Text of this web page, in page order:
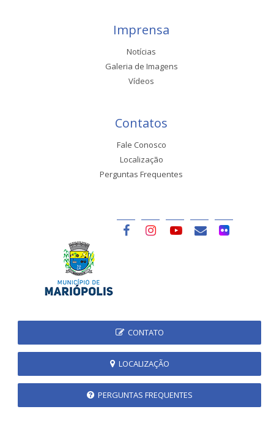
Imprensa
Notícias
Galeria de Imagens
Vídeos
Contatos
Fale Conosco
Localização
Perguntas Frequentes
CONTATO
LOCALIZAÇÃO
PERGUNTAS FREQUENTES